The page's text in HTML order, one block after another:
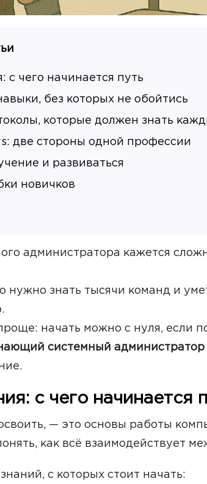
с чего начинается путь
без которых не обойтись
которые должен знать
две стороны одной профессии
и развиваться
новичков
администратора кажется
нужно знать тысячи команд и
начать можно с нуля, если
системный администратор
с чего начинается
— это основы работы
как всё взаимодействует
с которых стоит начать: